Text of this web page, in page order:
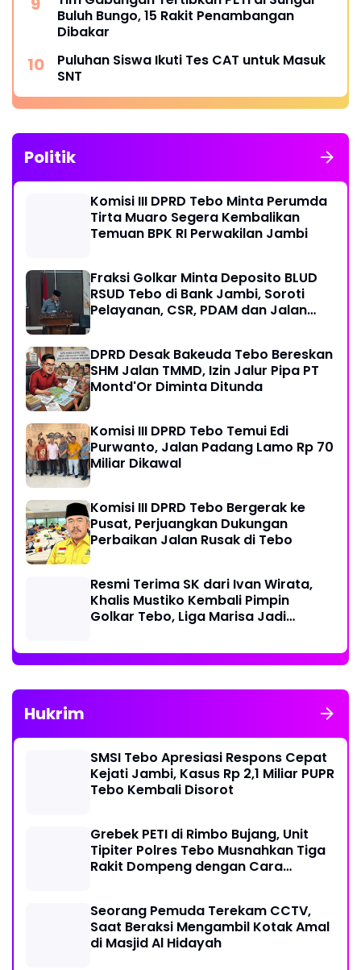
Buluh Bungo, 15 Rakit Penambangan
Dibakar
Puluhan Siswa Ikuti Tes CAT untuk Masuk
SNT
Politik
Komisi III DPRD Tebo Minta Perumda
Tirta Muaro Segera Kembalikan
Temuan BPK RI Perwakilan Jambi
Fraksi Golkar Minta Deposito BLUD
RSUD Tebo di Bank Jambi, Soroti
Pelayanan, CSR, PDAM dan Jalan
DPRD Desak Bakeuda Tebo Bereskan
SHM Jalan TMMD, Izin Jalur Pipa PT
Montd'Or Diminta Ditunda
Komisi III DPRD Tebo Temui Edi
Purwanto, Jalan Padang Lamo Rp 70
Miliar Dikawal
Komisi III DPRD Tebo Bergerak ke
Pusat, Perjuangkan Dukungan
Perbaikan Jalan Rusak di Tebo
Resmi Terima SK dari Ivan Wirata,
Khalis Mustiko Kembali Pimpin
Golkar Tebo, Liga Marisa Jadi
Hukrim
SMSI Tebo Apresiasi Respons Cepat
Kejati Jambi, Kasus Rp 2,1 Miliar PUPR
Tebo Kembali Disorot
Grebek PETI di Rimbo Bujang, Unit
Tipiter Polres Tebo Musnahkan Tiga
Rakit Dompeng dengan Cara
Seorang Pemuda Terekam CCTV,
Saat Beraksi Mengambil Kotak Amal
di Masjid Al Hidayah